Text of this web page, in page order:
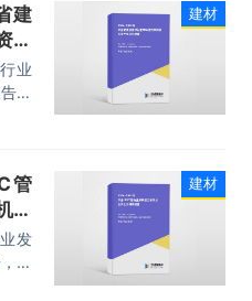
建
方
业
，
经
建材
管
会
发
主
竞
建材